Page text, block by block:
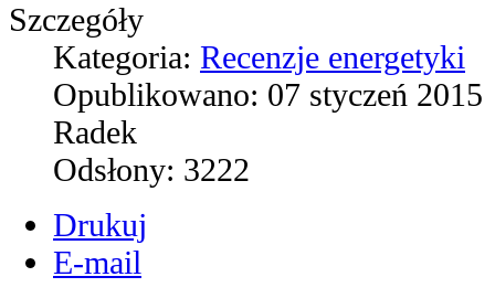
Szczegóły
Kategoria: Recenzje energetyki
Opublikowano: 07 styczeń 2015
Radek
Odsłony: 3222
Drukuj
E-mail